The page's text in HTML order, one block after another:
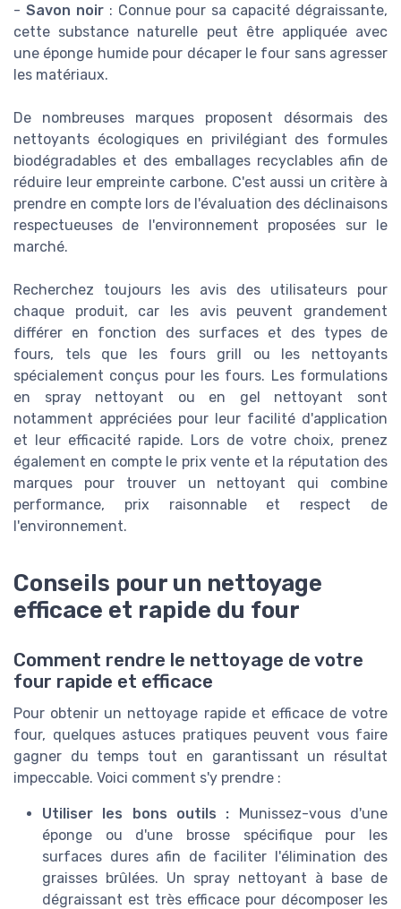
- Savon noir: Connue pour sa capacité dégraissante,
cette substance naturelle peut être appliquée avec
une éponge humide pour décaper le four sans agresser
les matériaux.
De nombreuses marques proposent désormais des
nettoyants écologiques en privilégiant des formules
biodégradables et des emballages recyclables afin de
réduire leur empreinte carbone. C'est aussi un critère à
prendre en compte lors de l'évaluation des déclinaisons
respectueuses de l'environnement proposées sur le
marché.
Recherchez toujours les avis des utilisateurs pour
chaque produit, car les avis peuvent grandement
différer en fonction des surfaces et des types de
fours, tels que les fours grill ou les nettoyants
spécialement conçus pour les fours. Les formulations
en spray nettoyant ou en gel nettoyant sont
notamment appréciées pour leur facilité d'application
et leur efficacité rapide. Lors de votre choix, prenez
également en compte le prix vente et la réputation des
marques pour trouver un nettoyant qui combine
performance, prix raisonnable et respect de
l'environnement.
Conseils pour un nettoyage
efficace et rapide du four
Comment rendre le nettoyage de votre
four rapide et efficace
Pour obtenir un nettoyage rapide et efficace de votre
four, quelques astuces pratiques peuvent vous faire
gagner du temps tout en garantissant un résultat
impeccable. Voici comment s'y prendre :
Utiliser les bons outils : Munissez-vous d'une
éponge ou d'une brosse spécifique pour les
surfaces dures afin de faciliter l'élimination des
graisses brûlées. Un spray nettoyant à base de
dégraissant est très efficace pour décomposer les